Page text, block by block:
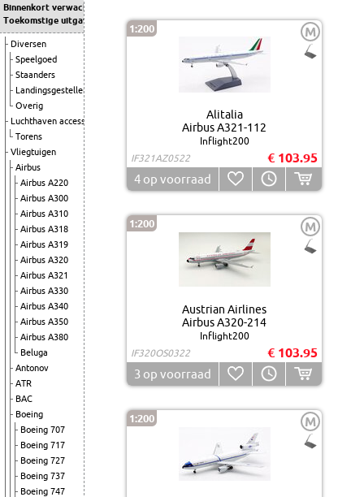
Binnenkort verwacht
Toekomstige uitgaven
Diversen
Speelgoed
Staanders
Landingsgestellen
Overig
Luchthaven accessoires
Torens
Vliegtuigen
Airbus
Airbus A220
Airbus A300
Airbus A310
Airbus A318
Airbus A319
Airbus A320
Airbus A321
Airbus A330
Airbus A340
Airbus A350
Airbus A380
Beluga
Antonov
ATR
BAC
Boeing
Boeing 707
Boeing 717
Boeing 727
Boeing 737
Boeing 747
1:200 M
Alitalia
Airbus A321-112
Inflight200
IF321AZ0522
€ 103.95
4 op voorraad
1:200 M
Austrian Airlines
Airbus A320-214
Inflight200
IF320OS0322
€ 103.95
3 op voorraad
1:200 M